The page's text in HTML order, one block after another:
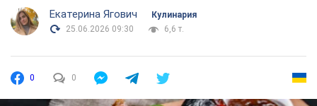
Екатерина Ягович
Кулинария
25.06.2026 09:30
6,6 т.
0 0